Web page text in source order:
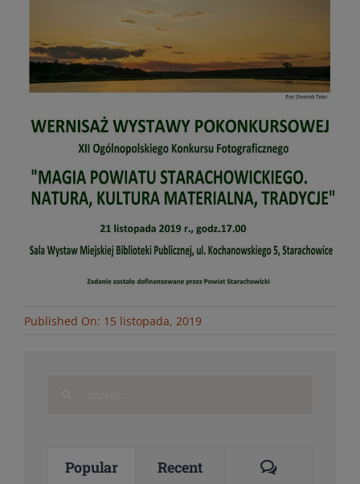
Published On: 15 listopada, 2019
Popular Recent Comments